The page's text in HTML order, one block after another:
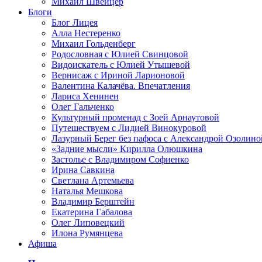
Блоги
Блог Лицея
Алла Нестеренко
Михаил Гольденберг
Родословная с Юлией Свинцовой
Видоискатель с Юлией Утышевой
Вернисаж с Ириной Ларионовой
Валентина Калачёва. Впечатления
Лариса Хенинен
Олег Гальченко
Культурный променад с Зоей Арнаутовой
Путешествуем с Лидией Винокуровой
Лазурный Берег без пафоса с Александрой
«Задние мысли» Кирилла Олюшкина
Застолье с Владимиром Софиенко
Ирина Савкина
Светлана Артемьева
Наталья Мешкова
Владимир Берштейн
Екатерина Габалова
Олег Липовецкий
Илона Румянцева
Афиша